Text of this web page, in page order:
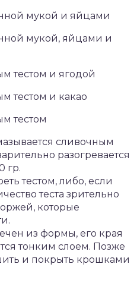
сливочным
разогревается
гр.
тестом, либо, если
теста зрительно
которые
из формы, его края
тонким слоем. Позже
и покрыть крошками